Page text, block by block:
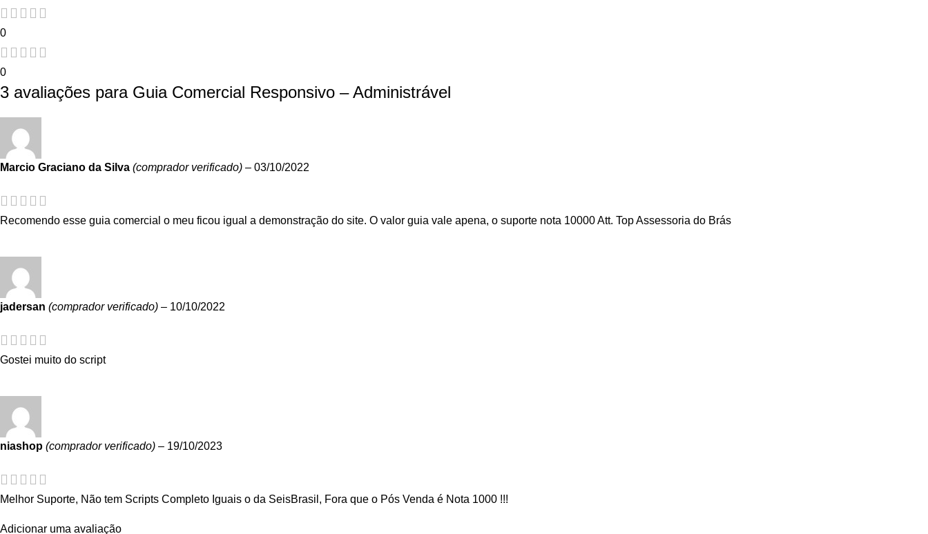
0
0
3 avaliações para Guia Comercial Responsivo – Administrável
Marcio Graciano da Silva (comprador verificado) – 03/10/2022
Recomendo esse guia comercial o meu ficou igual a demonstração do site. O valor guia vale apena, o suporte nota 10000 Att. Top Assessoria do Brás
jadersan (comprador verificado) – 10/10/2022
Gostei muito do script
niashop (comprador verificado) – 19/10/2023
Melhor Suporte, Não tem Scripts Completo Iguais o da SeisBrasil, Fora que o Pós Venda é Nota 1000 !!!
Adicionar uma avaliação